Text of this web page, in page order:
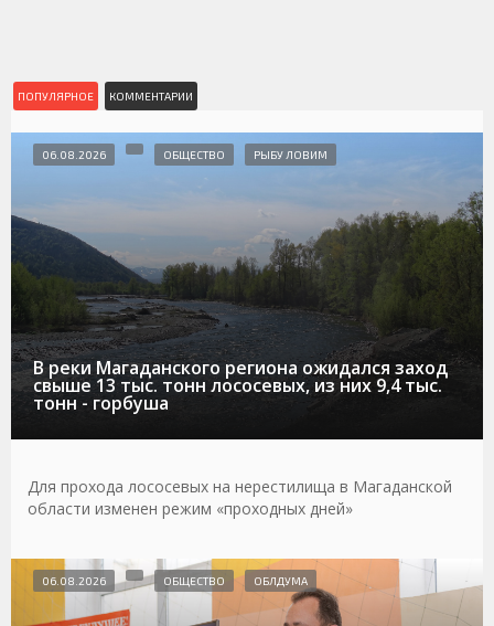
ПОПУЛЯРНОЕ КОММЕНТАРИИ
В реки Магаданского региона ожидался заход
свыше 13 тыс. тонн лососевых, из них 9,4 тыс.
тонн - горбуша
06.08.2026 ОБЩЕСТВО РЫБУ ЛОВИМ
Для прохода лососевых на нерестилища в Магаданской
области изменен режим «проходных дней»
06.08.2026 ОБЩЕСТВО ОБЛДУМА